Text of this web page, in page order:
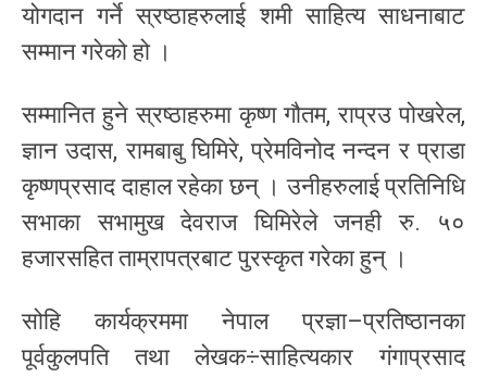
योगदान गर्ने स्रष्ठाहरुलाई शमी साहित्य साधनाबाट
सम्मान गरेको हो ।
सम्मानित हुने स्रष्ठाहरुमा कृष्ण गौतम, राप्रउ पोखरेल,
ज्ञान उदास, रामबाबु घिमिरे, प्रेमविनोद नन्दन र प्राडा
कृष्णप्रसाद दाहाल रहेका छन् । उनीहरुलाई प्रतिनिधि
सभाका सभामुख देवराज घिमिरेले जनही रु. ५०
हजारसहित ताम्रापत्रबाट पुरस्कृत गरेका हुन् ।
सोहि कार्यक्रममा नेपाल प्रज्ञा–प्रतिष्ठानका
पूर्वकुलपति तथा लेखक÷साहित्यकार गंगाप्रसाद